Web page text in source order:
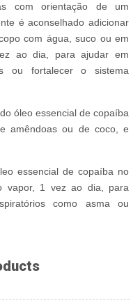
com orientação de um
é aconselhado adicionar
com água, suco ou em
ao dia, para ajudar em
ou fortalecer o sistema
óleo essencial de copaíba
amêndoas ou de coco, e
essencial de copaíba no
vapor, 1 vez ao dia, para
como asma ou